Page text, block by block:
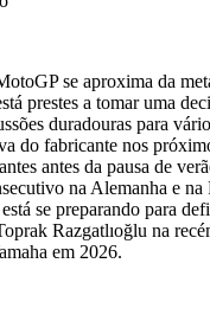
se aproxima da
prestes a tomar uma
duradouras para
do fabricante nos
antes da pausa de
na Alemanha e
se preparando para
Razgatlıoğlu na
em 2026.